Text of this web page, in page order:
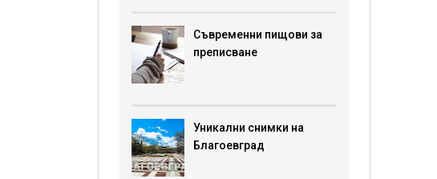
Съвременни пищови за
преписване
Уникални снимки на
Благоевград